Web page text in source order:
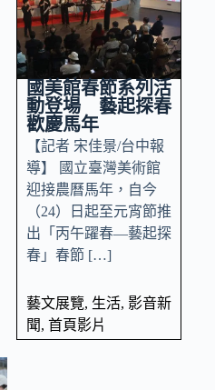
國美館春節系列活
動登場 藝起探春
歡慶馬年
【記者 宋佳景/台中報
導】 國立臺灣美術館
迎接農曆馬年，自今
（24）日起至元宵節推
出「丙午躍春—藝起探
春」春節 […]
藝文展覽, 生活, 影音新
聞, 首頁影片